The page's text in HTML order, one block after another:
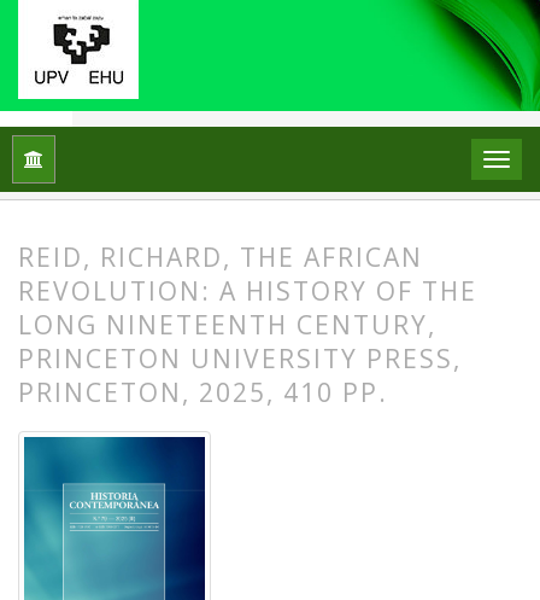
Inicio
REID, RICHARD, THE AFRICAN
REVOLUTION: A HISTORY OF THE
LONG NINETEENTH CENTURY,
PRINCETON UNIVERSITY PRESS,
PRINCETON, 2025, 410 PP.